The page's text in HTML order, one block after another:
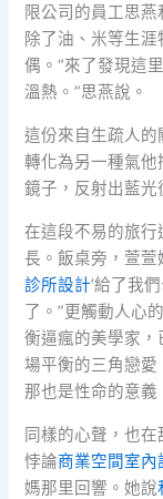
限公司的員工思燕
除了油、米等生
偶。“來了發現這
溫熱。”思燕說。
這份來自生疏人的
轉化為另一種氣
鏡子，反射出藍光
在這段不易的旅行
長。飯桌旁，萱萱
診所設計’給了我
了。”更觸動人心
衡逼瘋的美學家
場平衡的三角戀愛
那也是性命的意義
同樣的心聲，也
悖論商業空間室內
媽那里回響。她說